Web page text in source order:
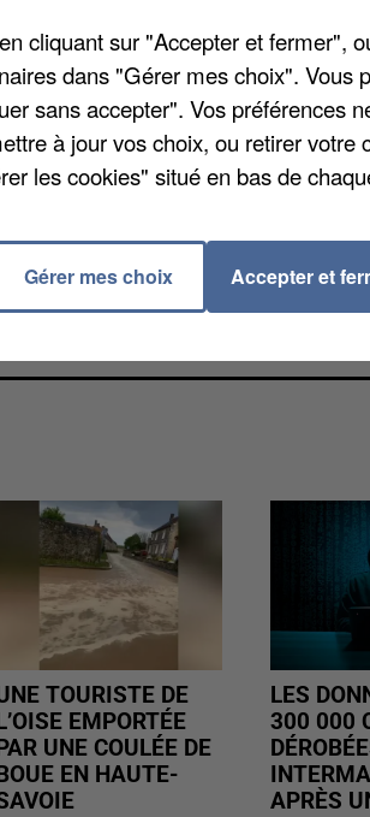
l'important rendez-vous
Cette année les organisateurs
sport. Ce thème a été choisi en
patinoire synthétique a été
tenter le parcours du
spectacles sont organisés avec
ou encore les zones de
pas les 5 euros.
TOURISTE DE
EMPORTÉE
UNE COULÉE DE
EN HAUTE-
LES
300 000
APRÈS
cliquant sur "Accepter et fermer",
dans "Gérer mes choix". Vous
sans accepter". Vos préférences
à jour vos choix, ou retirer votre
les cookies" situé en bas de
Gérer mes choix Accepter et